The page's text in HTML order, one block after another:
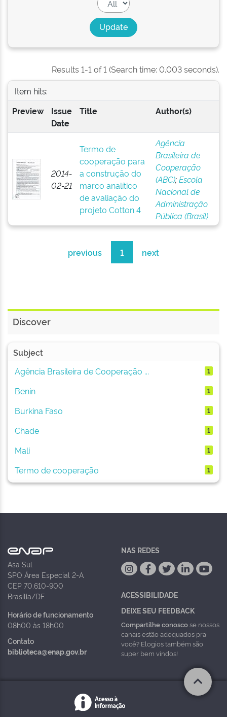
Results 1-1 of 1 (Search time: 0.003 seconds).
Item hits:
Preview
Issue
Date
Title Author(s)
2014-
02-21
Termo de
cooperação para
a construção do
marco analítico
de avaliação do
projeto Cotton 4
Agência
Brasileira de
Cooperação
(ABC);Escola
Nacional de
Administração
Pública (Brasil)
previous 1 next
Discover
Subject
Agência Brasileira de Cooperação ...
1
Benin 1
Burkina Faso 1
Chade 1
Mali 1
Termo de cooperação 1
Asa Sul
SPO Área Especial 2-A
CEP 70.610-900
Brasília/DF
Horário de funcionamento
08h00 às 18h00
Contato
biblioteca@enap.gov.br
NAS REDES
ACESSIBILIDADE
DEIXE SEU FEEDBACK
Compartilhe conoscose nossos
canais estão adequados pra
você? Elogios também são
super bem vindos!